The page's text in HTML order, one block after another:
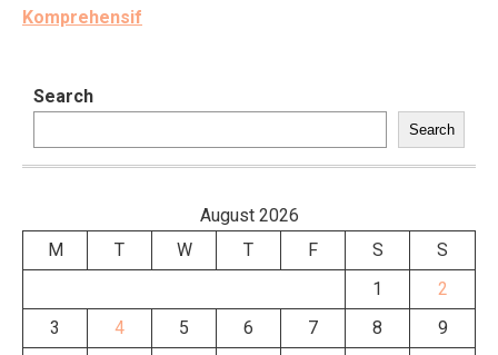
Komprehensif
Search
Search
August 2026
M
T W T F S
S
1
2
3
4 5 6 7 8
9